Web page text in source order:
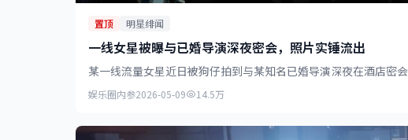
置顶 明星绯闻
一线女星被曝与已婚导演深夜密会，照片实锤流出
某一线流量女星近日被狗仔拍到与某知名已婚导演深夜在酒店密
娱乐圈内参2026-05-09 14.5万